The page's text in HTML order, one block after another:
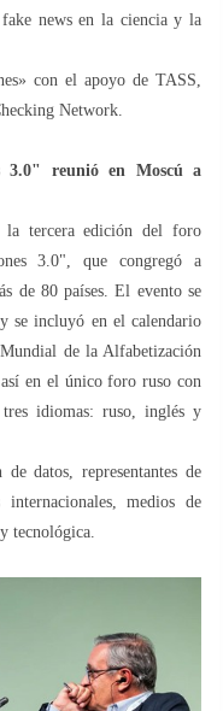
news en la ciencia y la
con el apoyo de TASS,
Network.
3.0" reunió en Moscú a
tercera edición del foro
3.0", que congregó a
de 80 países. El evento se
se incluyó en el calendario
de la Alfabetización
en el único foro ruso con
idiomas: ruso, inglés y
datos, representantes de
internacionales, medios de
tecnológica.